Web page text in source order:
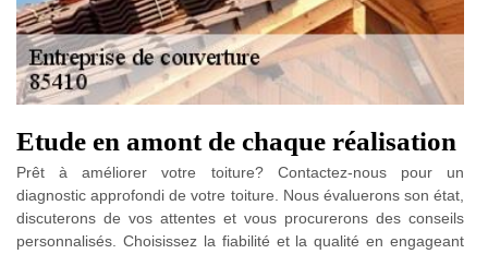
Etude en amont de chaque réalisation
Prêt à améliorer votre toiture? Contactez-nous pour un
diagnostic approfondi de votre toiture. Nous évaluerons son état,
discuterons de vos attentes et vous procurerons des conseils
personnalisés. Choisissez la fiabilité et la qualité en engageant